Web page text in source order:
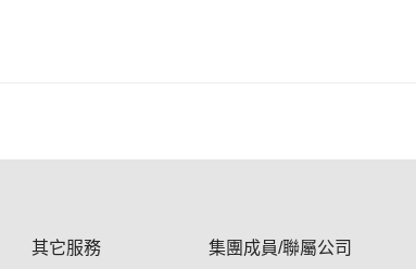
其它服務 集團成員/聯屬公司